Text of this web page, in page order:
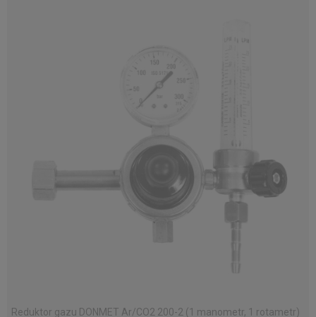
Reduktor gazu DONMET Ar/CO2 200-2 (1 manometr, 1 rotametr)